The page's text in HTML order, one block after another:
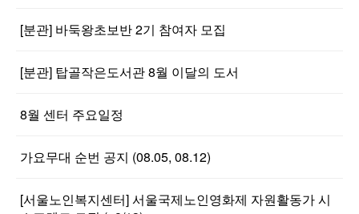
[분관] 바둑왕초보반 2기 참여자 모집
[분관] 탑골작은도서관 8월 이달의 도서
8월 센터 주요일정
가요무대 순번 공지 (08.05, 08.12)
[서울노인복지센터] 서울국제노인영화제 자원활동가 시